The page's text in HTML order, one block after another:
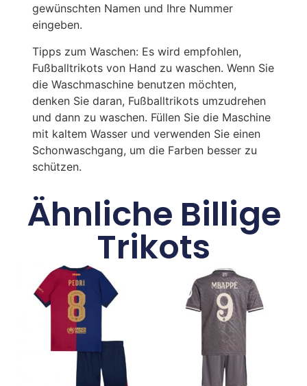
gewünschten Namen und Ihre Nummer
eingeben.
Tipps zum Waschen: Es wird empfohlen,
Fußballtrikots von Hand zu waschen. Wenn Sie
die Waschmaschine benutzen möchten,
denken Sie daran, Fußballtrikots umzudrehen
und dann zu waschen. Füllen Sie die Maschine
mit kaltem Wasser und verwenden Sie einen
Schonwaschgang, um die Farben besser zu
schützen.
Ähnliche Billige
Trikots